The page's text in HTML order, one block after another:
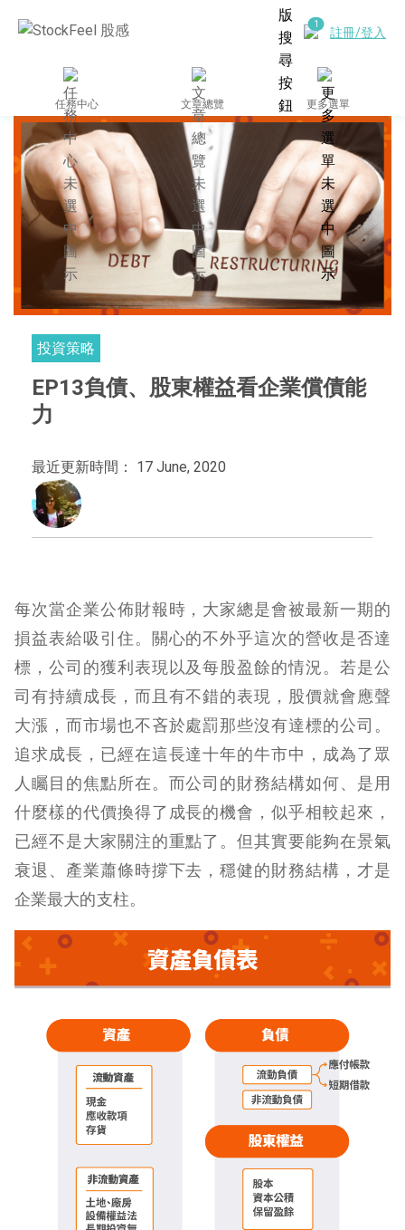
註冊/登入
任務中心 文章總覽 更多選單
投資策略
EP13負債、股東權益看企業償債能
力
最近更新時間： 17 June, 2020
每次當企業公佈財報時，大家總是會被最新一期的
損益表給吸引住。關心的不外乎這次的營收是否達
標，公司的獲利表現以及每股盈餘的情況。若是公
司有持續成長，而且有不錯的表現，股價就會應聲
大漲，而市場也不吝於處罰那些沒有達標的公司。
追求成長，已經在這長達十年的牛市中，成為了眾
人矚目的焦點所在。而公司的財務結構如何、是用
什麼樣的代價換得了成長的機會，似乎相較起來，
已經不是大家關注的重點了。但其實要能夠在景氣
衰退、產業蕭條時撐下去，穩健的財務結構，才是
企業最大的支柱。